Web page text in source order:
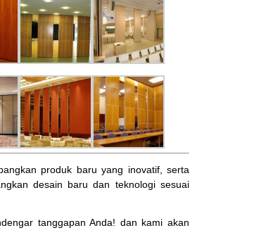
produk baru yang inovatif, serta
desain baru dan teknologi sesuai
tanggapan Anda! dan kami akan